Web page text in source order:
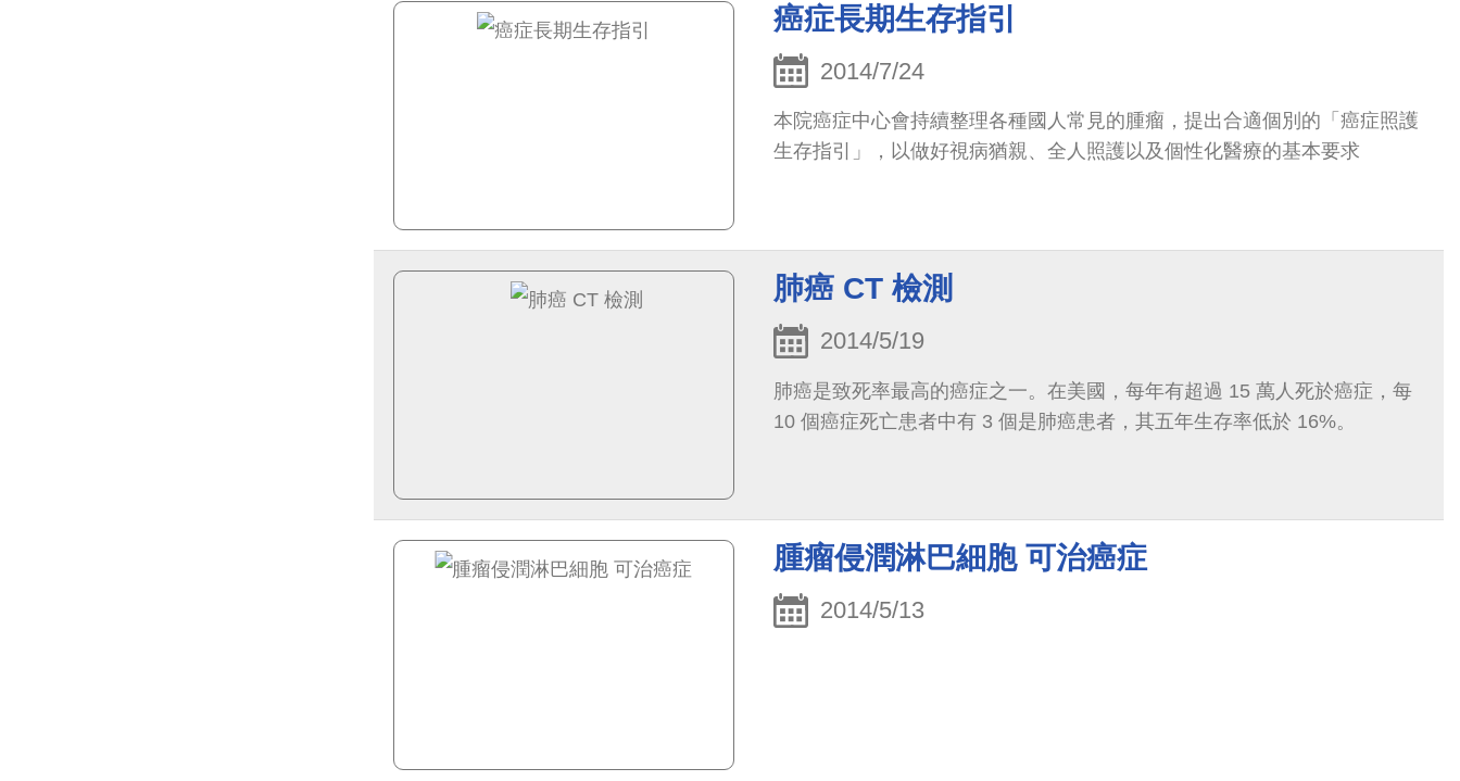
癌症長期生存指引
2014/7/24
本院癌症中心會持續整理各種國人常見的腫瘤，提出合適個別的「癌症照護
生存指引」，以做好視病猶親、全人照護以及個性化醫療的基本要求
肺癌 CT 檢測
2014/5/19
肺癌是致死率最高的癌症之一。在美國，每年有超過 15 萬人死於癌症，每
10 個癌症死亡患者中有 3 個是肺癌患者，其五年生存率低於 16%。
腫瘤侵潤淋巴細胞 可治癌症
2014/5/13